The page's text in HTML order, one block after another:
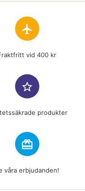
flight
vid 400 kr
star_border
produkter
redeem
våra erbjudanden!